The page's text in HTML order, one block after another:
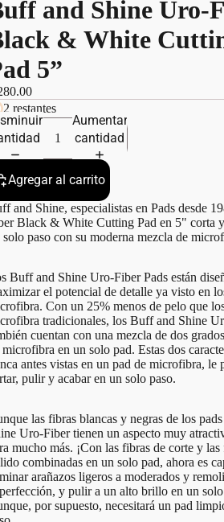
and Shine Uro-
& White
5”
2 restantes
Aumentar
cantidad
Agregar al carrito
and Shine, especialistas en Pads desde
Black & White Cutting Pad en 5" corta
solo paso con su moderna mezcla de
Buff and Shine Uro-Fiber Pads están
el potencial de detalle ya visto en
Con un 25% menos de pelo que
tradicionales, los Buff and Shine
cuentan con una mezcla de dos
microfibra en un solo pad. Estas dos
antes vistas en un pad de microfibra, le
pulir y acabar en un solo paso.
las fibras blancas y negras de los
Uro-Fiber tienen un aspecto muy
mucho más. ¡Con las fibras de corte y las
combinadas en un solo pad, ahora es
arañazos ligeros a moderados y
y pulir a un alto brillo en un
por supuesto, necesitará un pad